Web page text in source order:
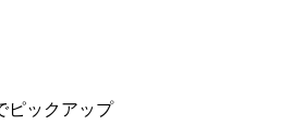
ピックアップ